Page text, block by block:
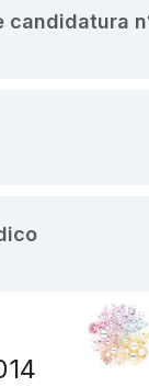
candidatura